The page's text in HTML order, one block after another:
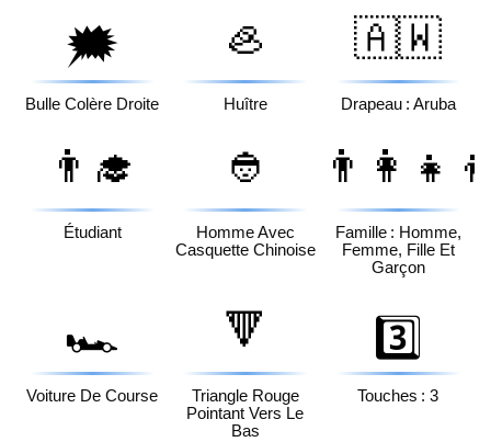
🗯️
Bulle Colère Droite
🦪
Huître
🇦🇼
Drapeau : Aruba
👨‍🎓
Étudiant
👲
Homme Avec
Casquette Chinoise
Famille : Homme,
Femme, Fille Et
Garçon
🏎️
Voiture De Course
🔻
Triangle Rouge
Pointant Vers Le
Bas
3️⃣
Touches : 3